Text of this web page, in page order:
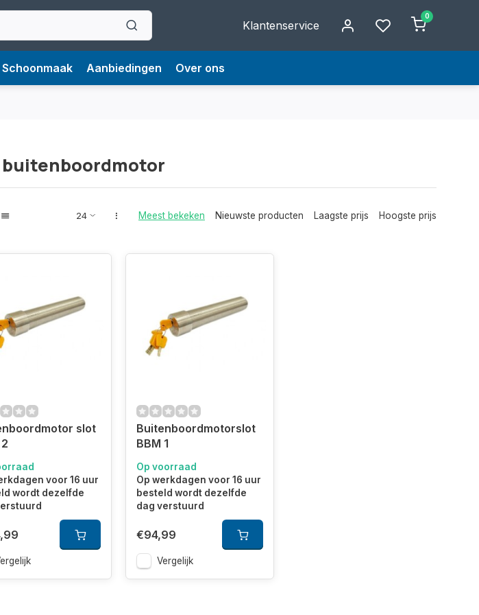
Klantenservice
0
Schoonmaak Aanbiedingen Over ons
Meest bekeken Nieuwste producten Laagste prijs Hoogste prijs
slot
voor 16 uur
wordt dezelfde
Buitenboordmotorslot
BBM 1
Op voorraad
Op werkdagen voor 16 uur
besteld wordt dezelfde
dag verstuurd
€94,99
Vergelijk